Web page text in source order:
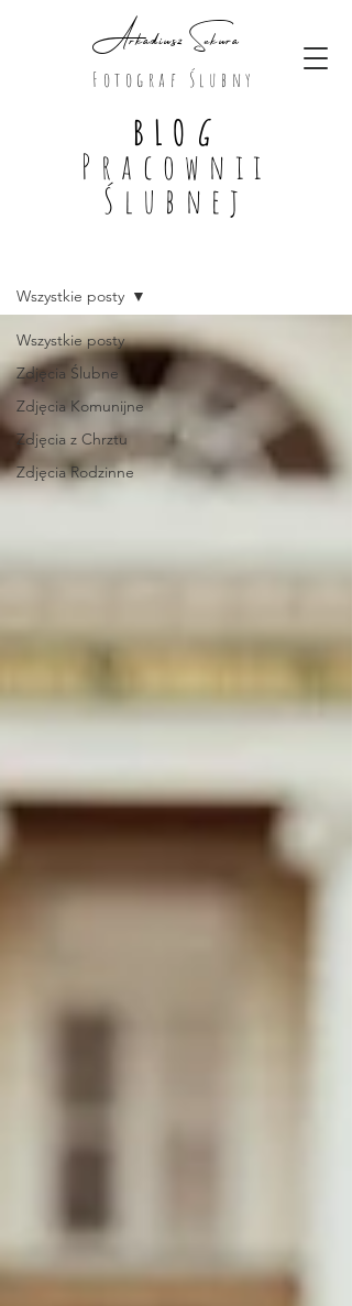
Arkadiusz Sekura
Fotograf Ślubny
BLO G
Pracownii
Ślubnej
Wszystkie posty
Zdjęcia Ślubne
Zdjęcia Komunijne
Zdjęcia z Chrztu
Zdjęcia Rodzinne
Wszystkie posty